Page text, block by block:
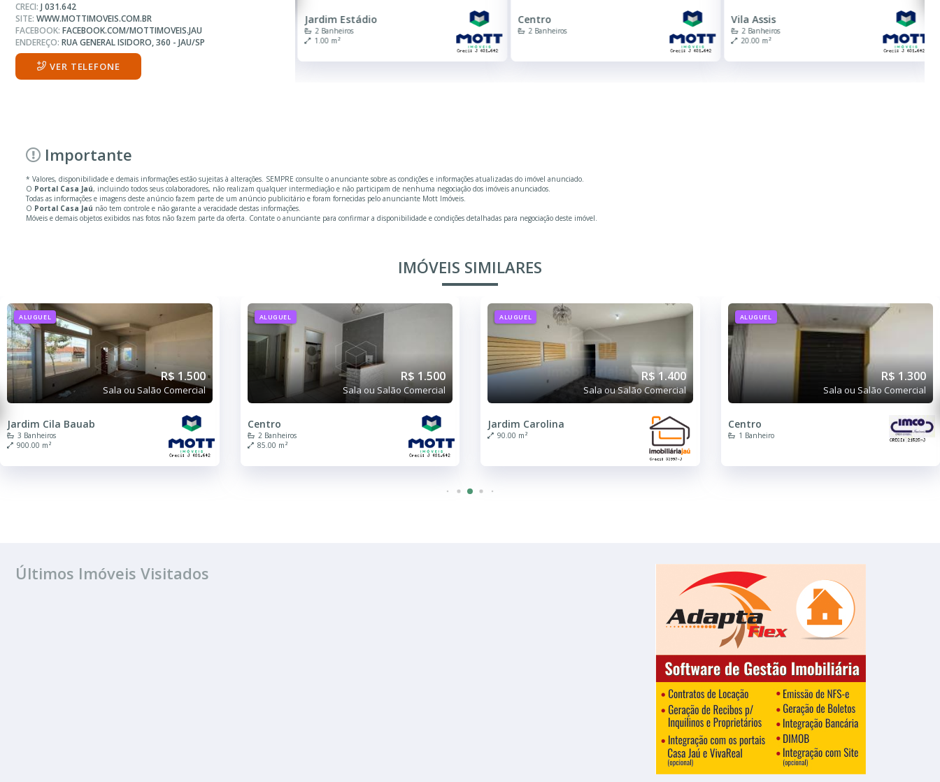
CRECI: J 031.642
SITE: WWW.MOTTIMOVEIS.COM.BR
FACEBOOK: FACEBOOK.COM/MOTTIMOVEIS.JAU
ENDEREÇO: RUA GENERAL ISIDORO, 360 - JAU/SP
VER TELEFONE
Vila Hilst
2 Banheiros
50.00 m²
Jardim Estádio
2 Banheiros
1.00 m²
Centro
2 Banheiros
Vila Assis
2 Banheiros
20.00 m²
Importante
* Valores, disponibilidade e demais informações estão sujeitas à alterações. SEMPRE consulte o anunciante sobre as condições e informações atualizadas do imóvel anunciado.
O Portal Casa Jaú, incluindo todos seus colaboradores, não realizam qualquer intermediação e não participam de nenhuma negociação dos imóveis anunciados.
Todas as informações e imagens deste anúncio fazem parte de um anúncio publicitário e foram fornecidas pelo anunciante Mott Imóveis.
O Portal Casa Jaú não tem controle e não garante a veracidade destas informações.
Móveis e demais objetos exibidos nas fotos não fazem parte da oferta. Contate o anunciante para confirmar a disponibilidade e condições detalhadas para negociação deste imóvel.
IMÓVEIS SIMILARES
ALUGUEL
R$ 1.500
Sala ou Salão Comercial
Jardim Cila Bauab
3 Banheiros
900.00 m²
ALUGUEL
R$ 1.500
Sala ou Salão Comercial
Centro
2 Banheiros
85.00 m²
ALUGUEL
R$ 1.400
Sala ou Salão Comercial
Jardim Carolina
90.00 m²
ALUGUEL
R$ 1.300
Sala ou Salão Comercial
Centro
1 Banheiro
Últimos Imóveis Visitados